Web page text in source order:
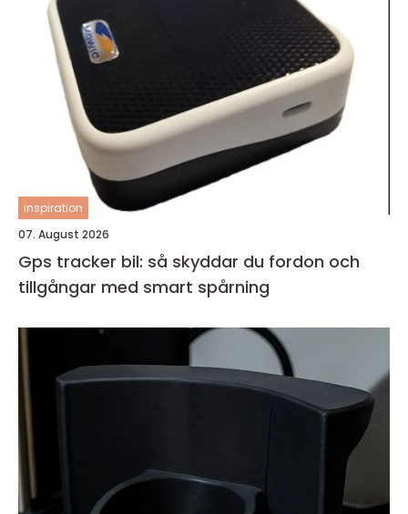
inspiration
07. August 2026
Gps tracker bil: så skyddar du fordon och
tillgångar med smart spårning